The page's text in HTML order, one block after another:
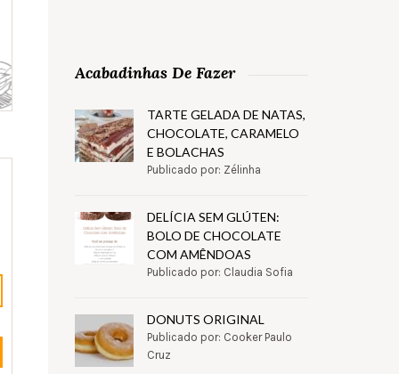
Acabadinhas De Fazer
TARTE GELADA DE NATAS,
CHOCOLATE, CARAMELO
E BOLACHAS
Publicado por: Zélinha
DELÍCIA SEM GLÚTEN:
BOLO DE CHOCOLATE
COM AMÊNDOAS
Publicado por: Claudia Sofia
DONUTS ORIGINAL
Publicado por: Cooker Paulo
Cruz